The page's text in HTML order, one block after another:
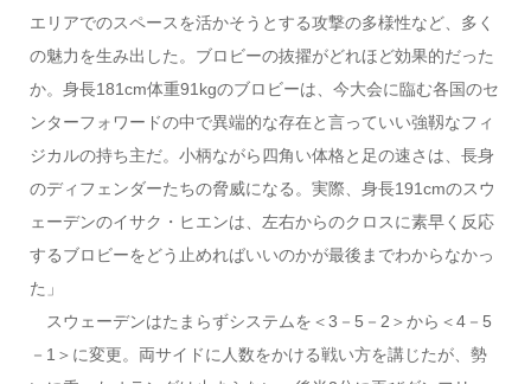
エリアでのスペースを活かそうとする攻撃の多様性など、多く
の魅力を生み出した。ブロビーの抜擢がどれほど効果的だった
か。身長181cm体重91kgのブロビーは、今大会に臨む各国のセ
ンターフォワードの中で異端的な存在と言っていい強靱なフィ
ジカルの持ち主だ。小柄ながら四角い体格と足の速さは、長身
のディフェンダーたちの脅威になる。実際、身長191cmのスウ
ェーデンのイサク・ヒエンは、左右からのクロスに素早く反応
するブロビーをどう止めればいいのかが最後までわからなかっ
た」
スウェーデンはたまらずシステムを＜3－5－2＞から＜4－5
－1＞に変更。両サイドに人数をかける戦い方を講じたが、勢